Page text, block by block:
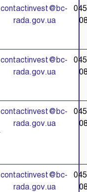
contactinvest@bc-
rada.gov.ua
contactinvest@bc-
rada.gov.ua
contactinvest@bc-
rada.gov.ua
contactinvest@bc-
rada.gov.ua